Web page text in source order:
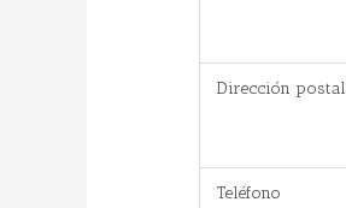
Dirección postal
Teléfono